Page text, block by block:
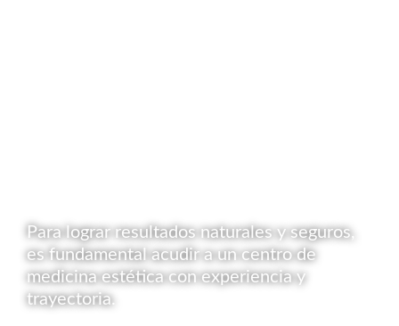
Para lograr resultados naturales y seguros,
es fundamental acudir a un centro de
medicina estética con experiencia y
trayectoria.